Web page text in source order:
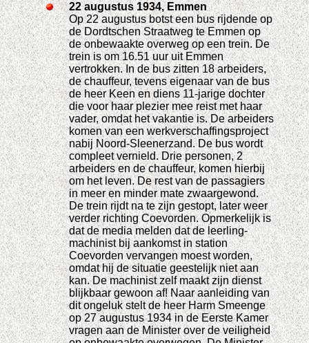
22 augustus 1934, Emmen
Op 22 augustus botst een bus rijdende op
de Dordtschen Straatweg te Emmen op
de onbewaakte overweg op een trein. De
trein is om 16.51 uur uit Emmen
vertrokken. In de bus zitten 18 arbeiders,
de chauffeur, tevens eigenaar van de bus
de heer Keen en diens 11-jarige dochter
die voor haar plezier mee reist met haar
vader, omdat het vakantie is. De arbeiders
komen van een werkverschaffingsproject
nabij Noord-Sleenerzand. De bus wordt
compleet vernield. Drie personen, 2
arbeiders en de chauffeur, komen hierbij
om het leven. De rest van de passagiers
in meer en minder mate zwaargewond.
De trein rijdt na te zijn gestopt, later weer
verder richting Coevorden. Opmerkelijk is
dat de media melden dat de leerling-
machinist bij aankomst in station
Coevorden vervangen moest worden,
omdat hij de situatie geestelijk niet aan
kan. De machinist zelf maakt zijn dienst
blijkbaar gewoon af! Naar aanleiding van
dit ongeluk stelt de heer Harm Smeenge
op 27 augustus 1934 in de Eerste Kamer
vragen aan de Minister over de veiligheid